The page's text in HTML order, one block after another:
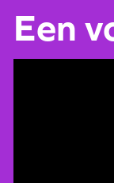
Een